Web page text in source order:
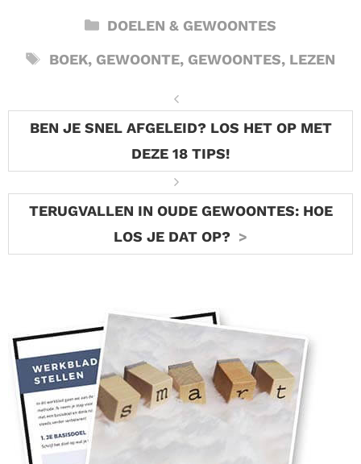
CATEGORIEËN
DOELEN & GEWOONTES
TAGS
BOEK, GEWOONTE, GEWOONTES, LEZEN
BEN JE SNEL AFGELEID? LOS HET OP MET
DEZE 18 TIPS!
TERUGVALLEN IN OUDE GEWOONTES: HOE
LOS JE DAT OP?